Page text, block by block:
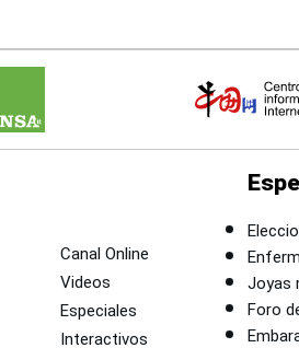
Canal Online
Videos
Especiales
Interactivos
Joyas
Foro